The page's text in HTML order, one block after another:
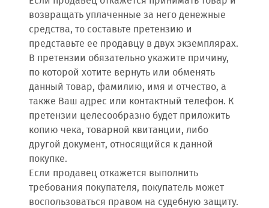
возвращать уплаченные за него денежные
средства, то составьте претензию и
представьте ее продавцу в двух экземплярах.
В претензии обязательно укажите причину,
по которой хотите вернуть или обменять
данный товар, фамилию, имя и отчество, а
также Ваш адрес или контактный телефон. К
претензии целесообразно будет приложить
копию чека, товарной квитанции, либо
другой документ, относящийся к данной
покупке.
Если продавец откажется выполнить
требования покупателя, покупатель может
воспользоваться правом на судебную защиту.